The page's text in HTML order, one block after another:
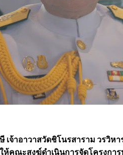
จ้าอาวาสวัดชิโนรสาราม วรวิหา
คณะสงฆ์ดำเนินการจัดโครงกา